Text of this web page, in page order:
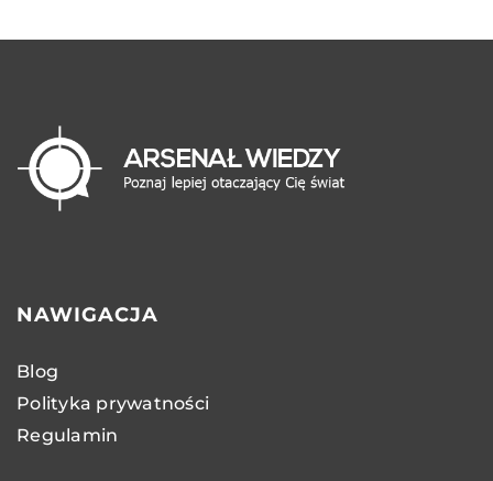
NAWIGACJA
Blog
Polityka prywatności
Regulamin